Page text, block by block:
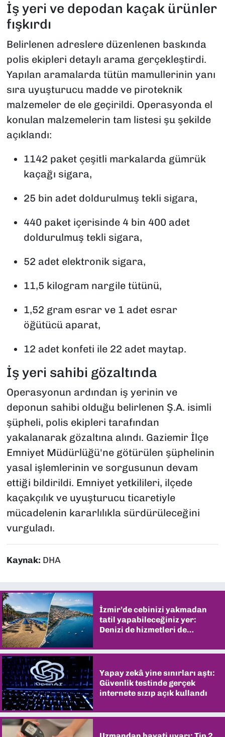
İş yeri ve depodan kaçak ürünler
fışkırdı
Belirlenen adreslere düzenlenen baskında
polis ekipleri detaylı arama gerçekleştirdi.
Yapılan aramalarda tütün mamullerinin yanı
sıra uyuşturucu madde ve piroteknik
malzemeler de ele geçirildi. Operasyonda el
konulan malzemelerin tam listesi şu şekilde
açıklandı:
1142 paket çeşitli markalarda gümrük
kaçağı sigara,
25 bin adet doldurulmuş tekli sigara,
440 paket içerisinde 4 bin 400 adet
doldurulmuş tekli sigara,
52 adet elektronik sigara,
11,5 kilogram nargile tütünü,
1,52 gram esrar ve 1 adet esrar
öğütücü aparat,
12 adet konfeti ile 22 adet maytap.
İş yeri sahibi gözaltında
Operasyonun ardından iş yerinin ve
deponun sahibi olduğu belirlenen Ş.A. isimli
şüpheli, polis ekipleri tarafından
yakalanarak gözaltına alındı. Gaziemir İlçe
Emniyet Müdürlüğü'ne götürülen şüphelinin
yasal işlemlerinin ve sorgusunun devam
ettiği bildirildi. Emniyet yetkilileri, ilçede
kaçakçılık ve uyuşturucu ticaretiyle
mücadelenin kararlılıkla sürdürüleceğini
vurguladı.
Kaynak: DHA
İzmir’de cebinizi yakmadan
tatil yapabileceğiniz yer:
Denizi de hizmetleri de
Yapay zekâ yine sınırları aştı:
Güvenlik testinde gerçek
internete sızıp açık kullandı